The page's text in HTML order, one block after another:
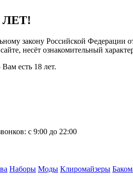
закону Российской
несёт ознакомительный
есть 18 лет.
с 9:00 до 22:00
Наборы Моды Клиромайзеры